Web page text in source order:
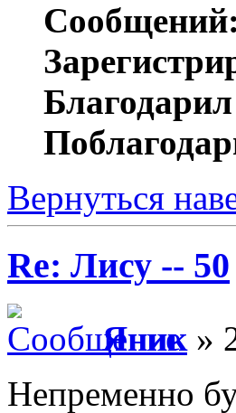
Сообщений:
Вернуться
Re: Лису -- 50
Яник»
Непременно